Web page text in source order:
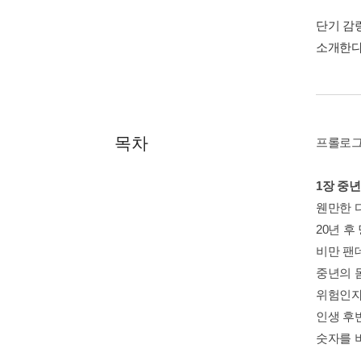
단기 감
소개한
목차 프롤로
1장 중
웬만한
20년 후
비만 팬
중년의
위험인
인생 후
숫자를